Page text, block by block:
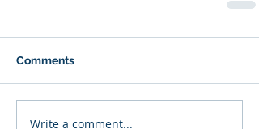
Comments
Write a comment...